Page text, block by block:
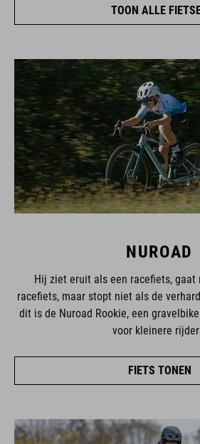
TOON ALLE
NUROAD
Hij ziet eruit als een racefiets, gaat
racefiets, maar stopt niet als de
dit is de Nuroad Rookie, een
voor kleinere
FIETS TONEN